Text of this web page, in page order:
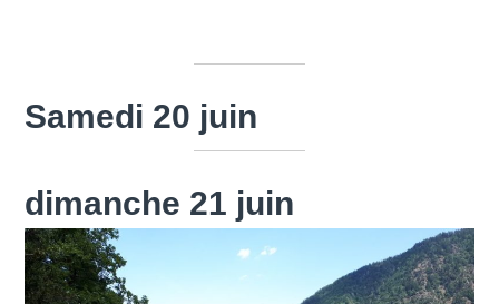
Samedi 20 juin
dimanche 21 juin